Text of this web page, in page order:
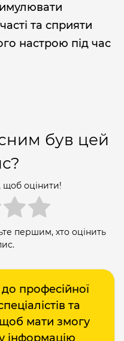
та сприяти
настрою під час
був цей
щоб оцінити!
першим, хто оцінить
професійної
та
щоб мати змогу
інформацію